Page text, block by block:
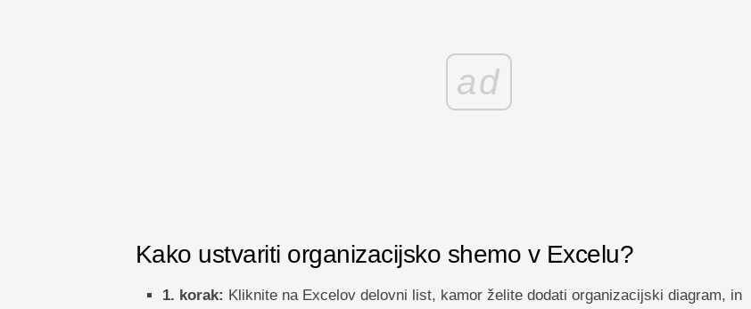
ad
Kako ustvariti organizacijsko shemo v Excelu?
1. korak: Kliknite na Excelov delovni list, kamor želite dodati organizacijski diagram, in